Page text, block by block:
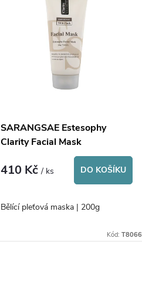
SARANGSAE Estesophy
Clarity Facial Mask
410 Kč/ ks DO KOŠÍKU
Bělící pleťová maska | 200g
Kód:T8066